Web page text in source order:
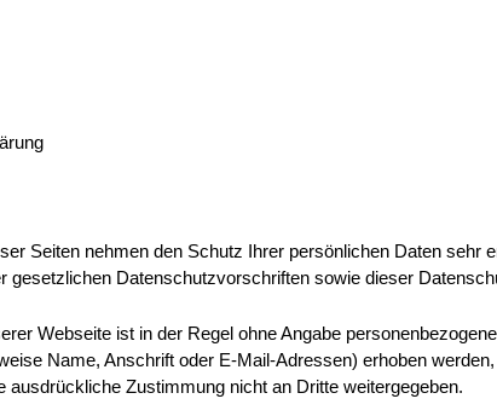
Seiten nehmen den Schutz Ihrer persönlichen Daten sehr
gesetzlichen Datenschutzvorschriften sowie dieser
Webseite ist in der Regel ohne Angabe
Name, Anschrift oder E-Mail-Adressen) erhoben
ausdrückliche Zustimmung nicht an Dritte weitergegeben.